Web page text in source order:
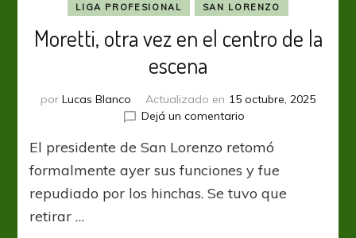
LIGA PROFESIONAL SAN LORENZO
Moretti, otra vez en el centro de la
escena
por Lucas Blanco Actualizado en 15 octubre, 2025
Dejá un comentarioen
otra
vez
en
el
El presidente de San Lorenzo retomó
formalmente ayer sus funciones y fue
repudiado por los hinchas. Se tuvo que
retirar …